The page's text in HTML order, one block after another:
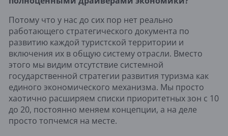
Потому что у нас до сих пор нет реально
работающего стратегического документа по
развитию каждой туристской территории и
включения их в общую систему отрасли. Вместо
этого мы видим отсутствие системной
государственной стратегии развития туризма как
единого экономического механизма. Мы просто
хаотично расширяем списки приоритетных зон с 10
до 20, постоянно меняем концепции, а на деле
просто топчемся на месте.